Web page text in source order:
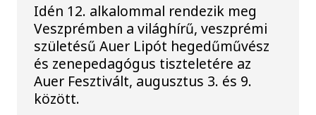
Idén 12. alkalommal rendezik meg
Veszprémben a világhírű, veszprémi
születésű Auer Lipót hegedűművész
és zenepedagógus tiszteletére az
Auer Fesztivált, augusztus 3. és 9.
között.